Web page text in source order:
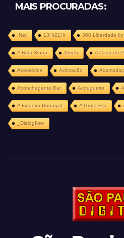
MAIS PROCURADAS:
.Net 13Hr21Hr 360 Liberdade
A Bela Sintra Abreu A Casa do
Acessórios Aclimação
Aconchegante Bar Acougueiro
A Figueira Rubaiyat A Gruta Bar
_Dialogflow